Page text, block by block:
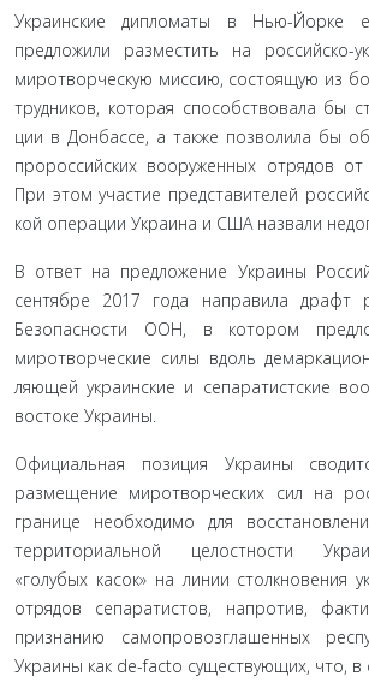
Украинские дипломаты в Нью-
предложили разместить на российско-
миротворческую миссию, состоящую из
трудников, которая способствовала бы
ции в Донбассе, а также позволила бы
пророссийских вооруженных отрядов
При этом участие представителей
кой операции Украина и США назвали
В ответ на предложение Украины
сентябре 2017 года направила драфт
Безопасности ООН, в котором
миротворческие силы вдоль
ляющей украинские и сепаратистские
востоке Украины.
Официальная позиция Украины
размещение миротворческих сил на
границе необходимо для
территориальной целостности
«голубых касок» на линии столкновения
отрядов сепаратистов, напротив,
признанию самопровозглашенных
Украины как de-facto существующих, что,